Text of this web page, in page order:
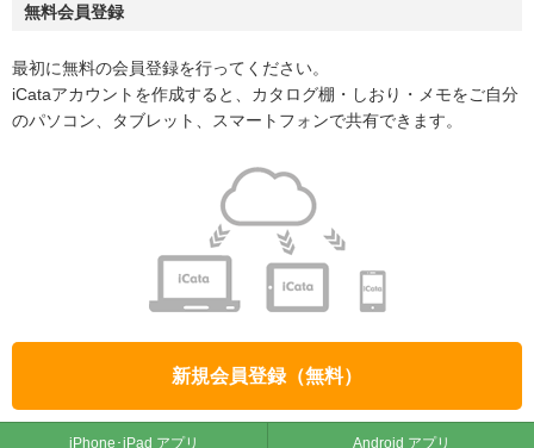
無料会員登録
最初に無料の会員登録を行ってください。
iCataアカウントを作成すると、カタログ棚・しおり・メモをご自分
のパソコン、タブレット、スマートフォンで共有できます。
新規会員登録（無料）
iPhone･iPad アプリ Android アプリ